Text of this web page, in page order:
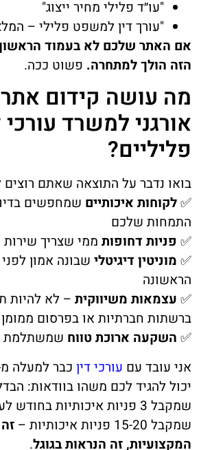
"עו״ד פלילי מחיר ייצוג"
"עורך דין למשפט פלילי –
אם האתר שלכם לא בעמוד
הזה הולך למתחרה. פשוט ככה.
מה עושה קידום
אורגני למשרד עורכי
פליליים?
בואו נדבר על התוצאה שאתם רוצים
✅לקוחות איכותיים שמחפשים
התמחות שלכם
✅ פניות דחופות ממי שצריך שירות
✅ מוניטין דיגיטלי שבונה אמון
הראשונה
✅ עצמאות משיווקית – לא להיות
ברשתות חברתיות או בפרסום
✅ השקעה ארוכת טווח שמשתלמת
אני עובד עם עורכי דין
יכול להגיד לכם משהו בוודאות:
שמקבל 3 פניות איכותיות
שמקבל 15-20 פניות איכותיות –
המקצועיות, זה הנראות בגוגל.